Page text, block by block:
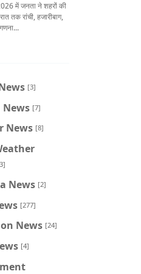
में जनता ने शहरों की
तक रांची, हजारीबाग,
[3]
[7]
News [8]
News [2]
[277]
News [24]
[4]